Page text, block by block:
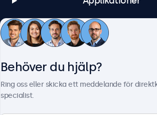
Kundtjänst
Behöver du hjälp?
Ring oss eller skicka ett meddelande för
specialist.